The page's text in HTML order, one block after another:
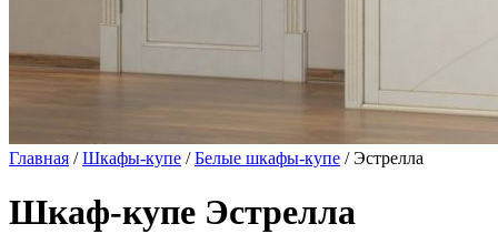
Главная /Шкафы-купе /Белые шкафы-купе / Эстрелла
Шкаф-купе Эстрелла